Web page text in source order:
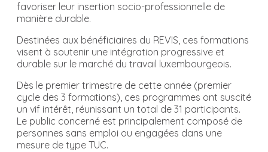
favoriser leur insertion socio-professionnelle de
manière durable.
Destinées aux bénéficiaires du REVIS, ces formations
visent à soutenir une intégration progressive et
durable sur le marché du travail luxembourgeois.
Dès le premier trimestre de cette année (premier
cycle des 3 formations), ces programmes ont suscité
un vif intérêt, réunissant un total de 31 participants.
Le public concerné est principalement composé de
personnes sans emploi ou engagées dans une
mesure de type TUC.